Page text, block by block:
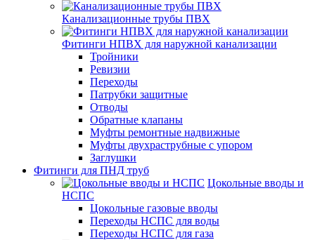
Канализационные трубы ПВХ
Фитинги НПВХ для наружной канализации
Тройники
Ревизии
Переходы
Патрубки защитные
Отводы
Обратные клапаны
Муфты ремонтные надвижные
Муфты двухраструбные с упором
Заглушки
Фитинги для ПНД труб
Цокольные вводы и
НСПС
Цокольные газовые вводы
Переходы НСПС для воды
Переходы НСПС для газа